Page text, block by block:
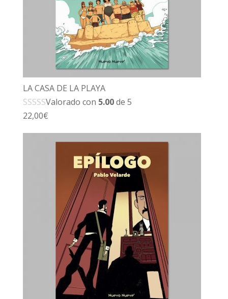
LA CASA DE LA PLAYA
Valorado con 5.00de 5
22,00€